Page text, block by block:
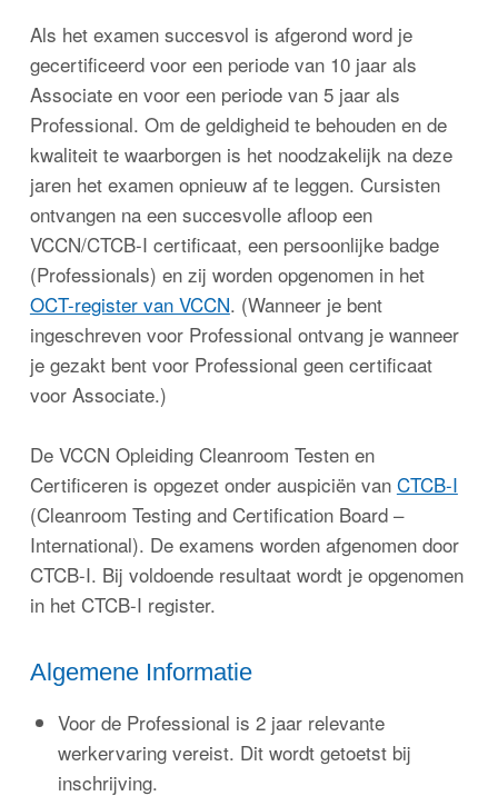
Als het examen succesvol is afgerond word je
gecertificeerd voor een periode van 10 jaar als
Associate en voor een periode van 5 jaar als
Professional. Om de geldigheid te behouden en de
kwaliteit te waarborgen is het noodzakelijk na deze
jaren het examen opnieuw af te leggen. Cursisten
ontvangen na een succesvolle afloop een
VCCN/CTCB-I certificaat, een persoonlijke badge
(Professionals) en zij worden opgenomen in het
OCT-register van VCCN. (Wanneer je bent
ingeschreven voor Professional ontvang je wanneer
je gezakt bent voor Professional geen certificaat
voor Associate.)
De VCCN Opleiding Cleanroom Testen en
Certificeren is opgezet onder auspiciën van CTCB-I
(Cleanroom Testing and Certification Board –
International). De examens worden afgenomen door
CTCB-I. Bij voldoende resultaat wordt je opgenomen
in het CTCB-I register.
Algemene Informatie
Voor de Professional is 2 jaar relevante
werkervaring vereist. Dit wordt getoetst bij
inschrijving.